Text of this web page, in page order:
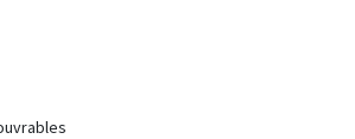
de 14 jours
ouvrables
jours ouvrables